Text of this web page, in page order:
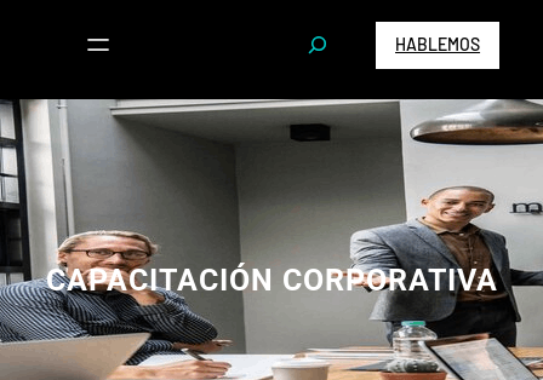
S
e
r
c
HABLEMOS
CAPACITACIÓN CORPORATIVA